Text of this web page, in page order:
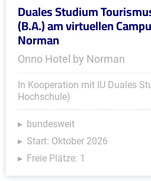
Duales Studium
(B.A.) am virtuellen
Norman
Onno Hotel by Norman
In Kooperation mit IU Duales
Hochschule)
bundesweit
Start: Oktober 2026
Freie Plätze: 1